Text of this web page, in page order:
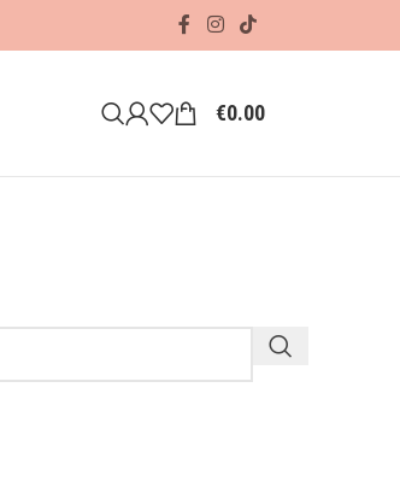
€0.00